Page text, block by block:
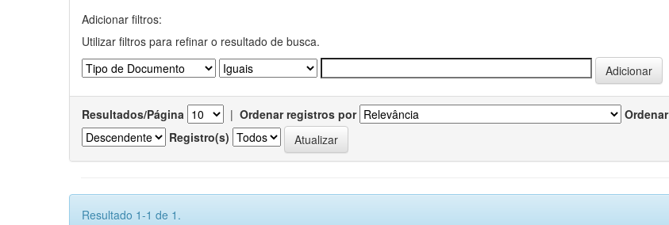
Adicionar filtros:
Utilizar filtros para refinar o resultado de busca.
Resultados/Página | Ordenar registros por
Ordenar
Registro(s)
Resultado 1-1 de 1.